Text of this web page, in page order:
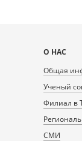
Карта
сайта
О НАС
Общая
Ученый
Филиал в
СМИ